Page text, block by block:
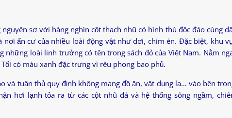
sơ với hàng nghìn cột thạch nhũ có hình thù độc đáo cùng
ẩn cư của nhiều loài động vật như dơi, chim én. Đặc biệt, khu
những loài linh trưởng có tên trong sách đỏ của Việt Nam. Nằm
có màu xanh đặc trưng vì rêu phong bao phủ.
và tuân thủ quy định không mang đồ ăn, vật dụng lạ… vào bên
hơi lạnh tỏa ra từ các cột nhũ đá và hệ thống sông ngầm,